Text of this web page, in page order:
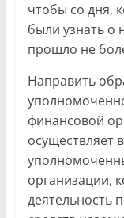
чтобы со дня,
были узнать о
прошло не
Направить
финансовой
осуществляет
организации,
деятельность